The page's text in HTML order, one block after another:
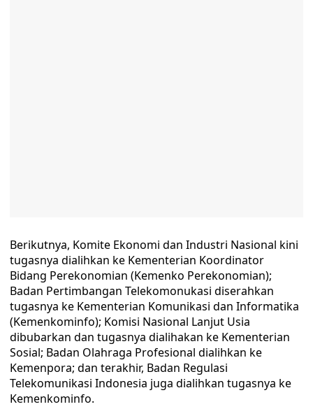
Berikutnya, Komite Ekonomi dan Industri Nasional kini
tugasnya dialihkan ke Kementerian Koordinator
Bidang Perekonomian (Kemenko Perekonomian);
Badan Pertimbangan Telekomonukasi diserahkan
tugasnya ke Kementerian Komunikasi dan Informatika
(Kemenkominfo); Komisi Nasional Lanjut Usia
dibubarkan dan tugasnya dialihakan ke Kementerian
Sosial; Badan Olahraga Profesional dialihkan ke
Kemenpora; dan terakhir, Badan Regulasi
Telekomunikasi Indonesia juga dialihkan tugasnya ke
Kemenkominfo.